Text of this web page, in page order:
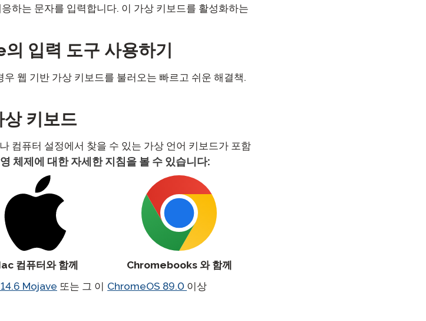
하는 문자를 입력합니다. 이 가상 키보드를 활성화하는
입력 도구 사용하기
웹 기반 가상 키보드를 불러오는 빠르고 쉬운 해결책.
키보드
컴퓨터 설정에서 찾을 수 있는 가상 언어 키보드가 포함
체제에 대한 자세한 지침을 볼 수 있습니다:
컴퓨터와 함께
Mojave 또는 그 이
Chromebooks 와 함께
ChromeOS 89.0 이상